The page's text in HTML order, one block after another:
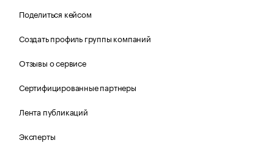
Поделиться кейсом
Создать профиль группы компаний
Отзывы о сервисе
Сертифицированные партнеры
Лента публикаций
Эксперты